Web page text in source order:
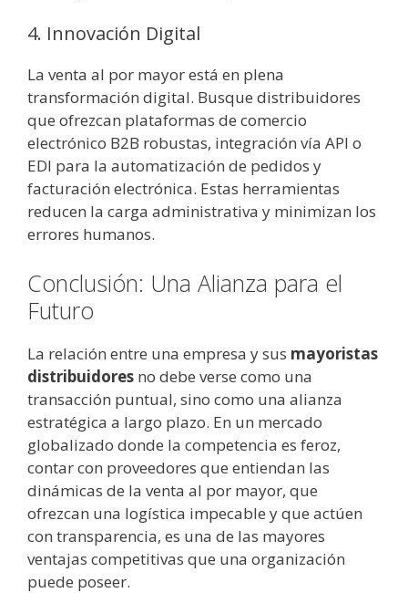
4. Innovación Digital
La venta al por mayor está en plena
transformación digital. Busque distribuidores
que ofrezcan plataformas de comercio
electrónico B2B robustas, integración vía API o
EDI para la automatización de pedidos y
facturación electrónica. Estas herramientas
reducen la carga administrativa y minimizan los
errores humanos.
Conclusión: Una Alianza para el
Futuro
La relación entre una empresa y sus mayoristas
distribuidores no debe verse como una
transacción puntual, sino como una alianza
estratégica a largo plazo. En un mercado
globalizado donde la competencia es feroz,
contar con proveedores que entiendan las
dinámicas de la venta al por mayor, que
ofrezcan una logística impecable y que actúen
con transparencia, es una de las mayores
ventajas competitivas que una organización
puede poseer.